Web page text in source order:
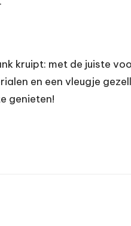
kruipt: met de juiste
en een vleugje
genieten!